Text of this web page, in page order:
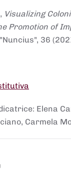
Visualizing
Promotion of
36
Elena
Carmela